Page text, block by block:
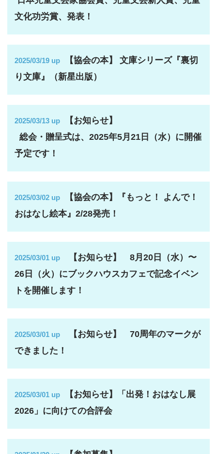
文化功労賞、発表！
2025/03/19 up 【協会の本】 文庫シリーズ『裏切
り文庫』（新星出版）
2025/03/13 up 【お知らせ】
総会・贈呈式は、2025年5月21日（水）に開催
予定です！
2025/03/02 up 【協会の本】『もっと！ よんで！
おはなし絵本』2/28発売！
2025/03/01 up 【お知らせ】 8月20日（水）〜
26日（火）にブックハウスカフェで記念イベン
トを開催します！
2025/03/01 up 【お知らせ】 70周年のマークが
できました！
2025/03/01 up 【お知らせ】「出発！おはなし展
2026」に向けての合評会